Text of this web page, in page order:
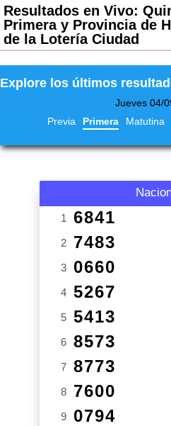
Resultados en Vivo:
Primera y Provincia de
de la Lotería Ciudad
Explore los últimos
Jueves 04/
Previa
Primera Matutina
1 6841
2 7483
3 0660
4 5267
5 5413
6 8573
7 8773
8 7600
9 0794